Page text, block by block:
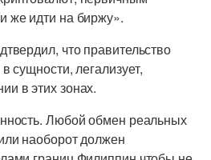
же идти на биржу».
что правительство
сущности, легализует,
в этих зонах.
Любой обмен реальных
наоборот должен